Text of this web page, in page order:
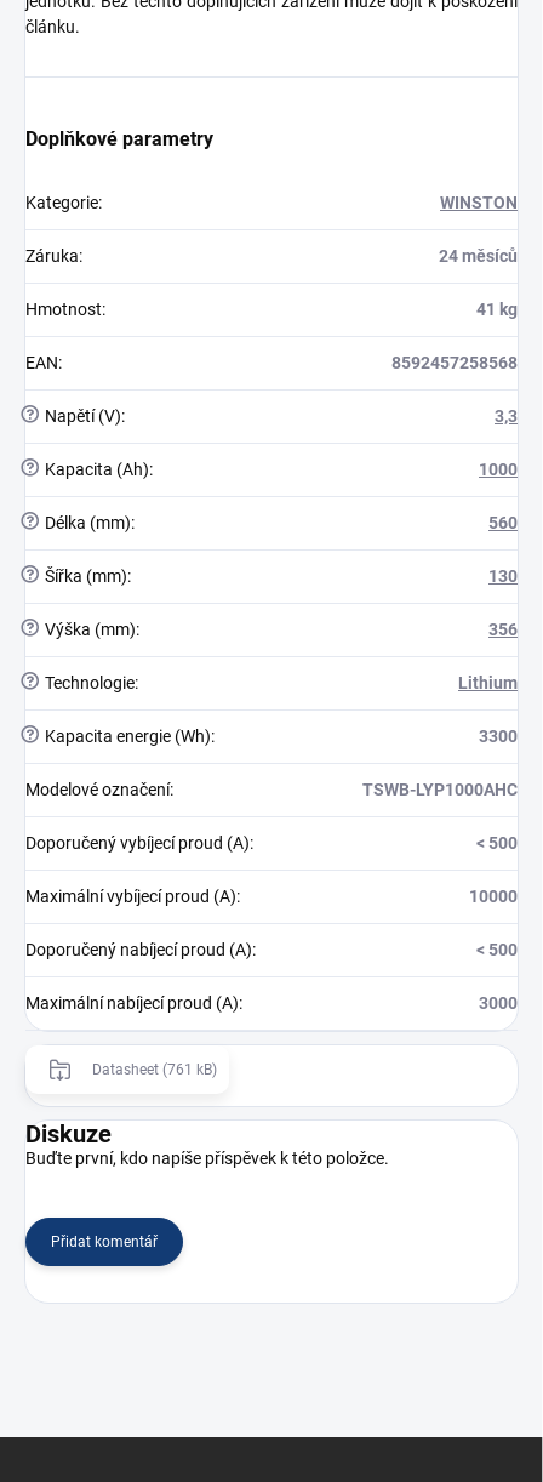
článku.
Doplňkové parametry
Kategorie: WINSTON
Záruka: 24 měsíců
Hmotnost: 41 kg
EAN: 8592457258568
? Napětí (V): 3,3
? Kapacita (Ah): 1000
? Délka (mm): 560
? Šířka (mm): 130
? Výška (mm): 356
? Technologie: Lithium
? Kapacita energie (Wh): 3300
Modelové označení: TSWB-LYP1000AHC
Doporučený vybíjecí proud (A): < 500
Maximální vybíjecí proud (A): 10000
Doporučený nabíjecí proud (A): < 500
Maximální nabíjecí proud (A): 3000
Datasheet (761 kB)
Diskuze
Buďte první, kdo napíše příspěvek k této položce.
Přidat komentář